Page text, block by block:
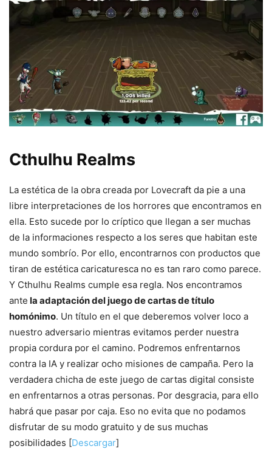
Cthulhu Realms
La estética de la obra creada por Lovecraft da pie a una
libre interpretaciones de los horrores que encontramos en
ella. Esto sucede por lo críptico que llegan a ser muchas
de la informaciones respecto a los seres que habitan este
mundo sombrío. Por ello, encontrarnos con productos que
tiran de estética caricaturesca no es tan raro como parece.
Y Cthulhu Realms cumple esa regla. Nos encontramos
ante la adaptación del juego de cartas de título
homónimo. Un título en el que deberemos volver loco a
nuestro adversario mientras evitamos perder nuestra
propia cordura por el camino. Podremos enfrentarnos
contra la IA y realizar ocho misiones de campaña. Pero la
verdadera chicha de este juego de cartas digital consiste
en enfrentarnos a otras personas. Por desgracia, para ello
habrá que pasar por caja. Eso no evita que no podamos
disfrutar de su modo gratuito y de sus muchas
posibilidades [Descargar]